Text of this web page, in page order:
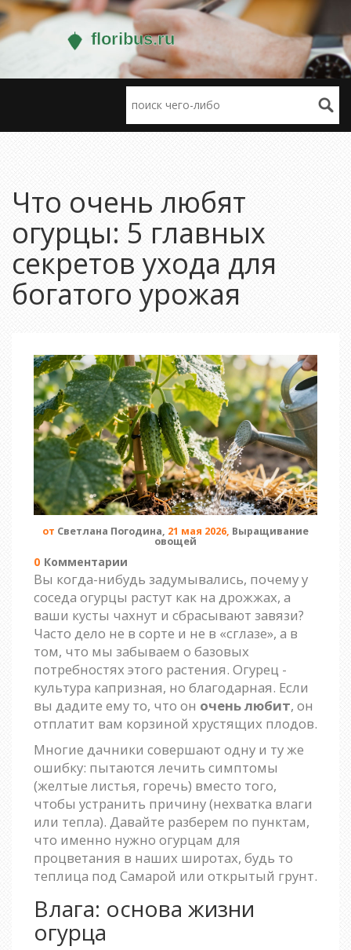
Что очень любят
огурцы: 5 главных
секретов ухода для
богатого урожая
от Светлана Погодина, 21 мая 2026, Выращивание
овощей
0 Комментарии
Вы когда-нибудь задумывались, почему у
соседа огурцы растут как на дрожжах, а
ваши кусты чахнут и сбрасывают завязи?
Часто дело не в сорте и не в «сглазе», а в
том, что мы забываем о базовых
потребностях этого растения. Огурец -
культура капризная, но благодарная. Если
вы дадите ему то, что он очень любит, он
отплатит вам корзиной хрустящих плодов.
Многие дачники совершают одну и ту же
ошибку: пытаются лечить симптомы
(желтые листья, горечь) вместо того,
чтобы устранить причину (нехватка влаги
или тепла). Давайте разберем по пунктам,
что именно нужно огурцам для
процветания в наших широтах, будь то
теплица под Самарой или открытый грунт.
Влага: основа жизни
огурца